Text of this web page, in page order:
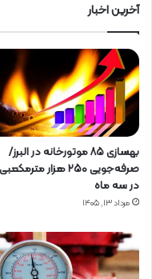
آخرین اخبار
بهسازی ۸۵ موتورخانه در البرز/
صرفه‌جویی ۲۵۰ هزار
در سه ماه
مرداد ۱۳, ۱۴۰۵